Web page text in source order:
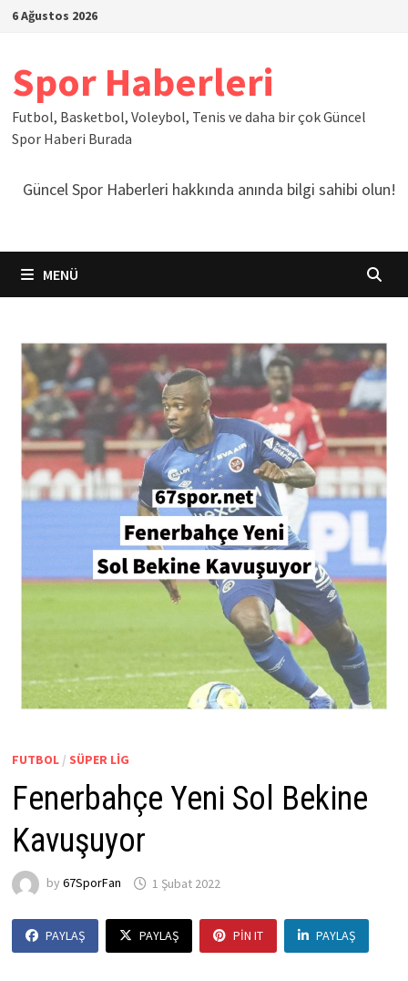
İçeriğe
6 Ağustos 2026
Spor Haberleri
Futbol, Basketbol, Voleybol, Tenis ve daha bir çok Güncel
Spor Haberi Burada
Güncel Spor Haberleri hakkında anında bilgi sahibi olun!
MENÜ
FUTBOL/ SÜPER LIG
Fenerbahçe Yeni Sol Bekine
Kavuşuyor
by 67SporFan 1 Şubat 2022
PAYLAŞ PAYLAŞ PIN IT PAYLAŞ